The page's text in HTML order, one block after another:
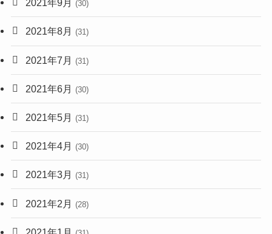
2021年9月 (30)
2021年8月 (31)
2021年7月 (31)
2021年6月 (30)
2021年5月 (31)
2021年4月 (30)
2021年3月 (31)
2021年2月 (28)